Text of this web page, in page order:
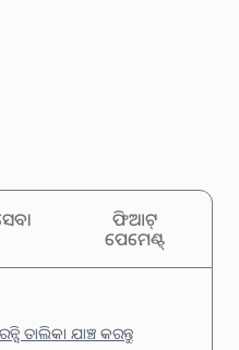
ଫିଆଟ୍
ପେମେଣ୍ଟ୍
ତାଲିକା ଯାଞ୍ଚ କରନ୍ତୁ